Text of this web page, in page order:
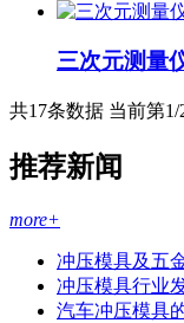
三次元测量
共17条数据 当前第1/
推荐新闻
more+
冲压模具及五
冲压模具行业
汽车冲压模具